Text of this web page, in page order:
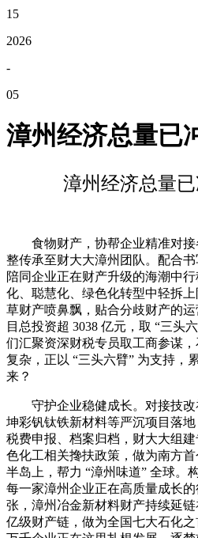
15
2026
-
05
漳州经济总量已
漳州经济总量
食物财产，协帮企业精准对接
整传承至财大大漳州团队。配合书
陪同企业正在财产升级的海潮中
化、聪慧化、绿色化转型中轻拆
草财产喷鼻飘，贴合分歧财产的
目总投资超 3038 亿元，取 “三头
们汇聚资深财税专员取工商参谋
复杂，正以 “三头六臂” 为支持，
来？
守护企业稳健成长。对接技改
坤彩钒钛铁新材料等严沉项目落
税费申报、档案归档，财大大组
色化工相关搀扶政策，做为南方
半岛上，帮力 “漳州味道” 全球。
每一家漳州企业正在高质量成长
张，漳州冶金新材料财产持续延
亿级财产链，做为全国七大石化